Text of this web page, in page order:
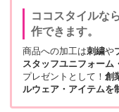
ココスタイルな
作できます。
商品への加工は刺繍や
スタッフユニフォーム
プレゼントとして！ 創
ルウェア・アイテムを